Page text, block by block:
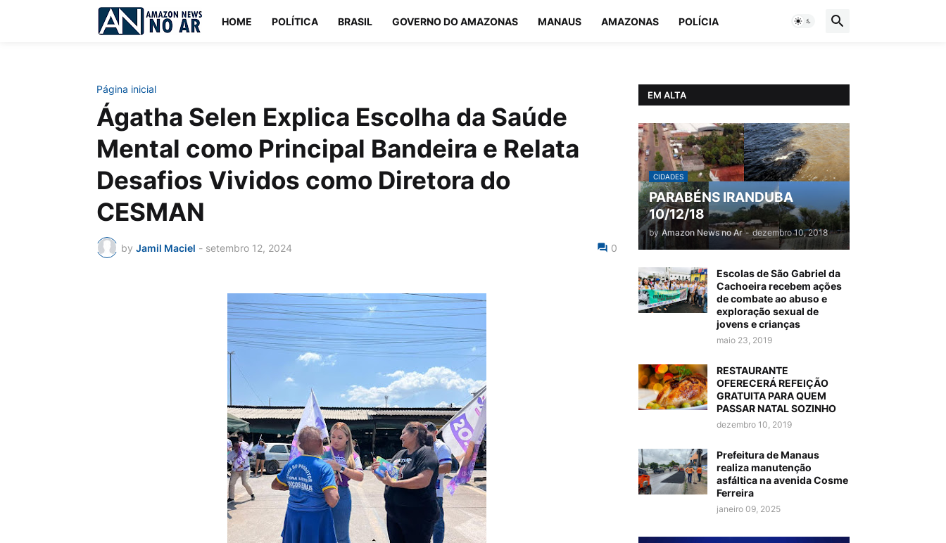
HOME POLÍTICA BRASIL GOVERNO DO AMAZONAS MANAUS AMAZONAS POLÍCIA
Página inicial
Ágatha Selen Explica Escolha da Saúde
Mental como Principal Bandeira e Relata
Desafios Vividos como Diretora do
CESMAN
by Jamil Maciel - setembro 12, 2024 0
EM ALTA
CIDADES
PARABÉNS IRANDUBA
10/12/18
by Amazon News no Ar - dezembro 10, 2018
Escolas de São Gabriel da
Cachoeira recebem ações
de combate ao abuso e
exploração sexual de
jovens e crianças
maio 23, 2019
RESTAURANTE
OFERECERÁ REFEIÇÃO
GRATUITA PARA QUEM
PASSAR NATAL SOZINHO
dezembro 10, 2019
Prefeitura de Manaus
realiza manutenção
asfáltica na avenida Cosme
Ferreira
janeiro 09, 2025